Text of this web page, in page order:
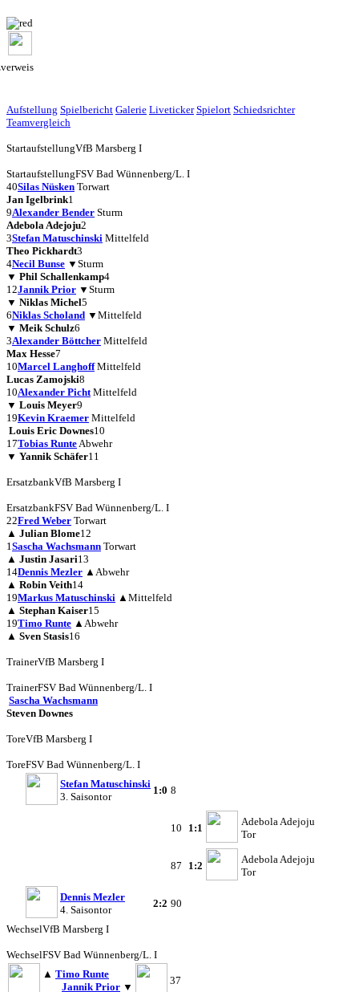
Aufstellung Spielbericht Galerie Liveticker Spielort Schiedsrichter
Teamvergleich
StartaufstellungVfB Marsberg I
StartaufstellungFSV Bad Wünnenberg/L. I
40Silas Nüsken Torwart
Jan Igelbrink1
9Alexander Bender Sturm
Adebola Adejoju2
3Stefan Matuschinski Mittelfeld
Theo Pickhardt3
4Necil Bunse ▼ Sturm
▼ Phil Schallenkamp4
12Jannik Prior ▼ Sturm
▼ Niklas Michel5
6Niklas Scholand ▼ Mittelfeld
▼ Meik Schulz6
3Alexander Böttcher Mittelfeld
Max Hesse7
10Marcel Langhoff Mittelfeld
Lucas Zamojski8
10Alexander Picht Mittelfeld
▼ Louis Meyer9
19Kevin Kraemer Mittelfeld
Louis Eric Downes10
17Tobias RunteAbwehr
▼ Yannik Schäfer11
ErsatzbankVfB Marsberg I
ErsatzbankFSV Bad Wünnenberg/L. I
22Fred Weber Torwart
▲ Julian Blome12
1Sascha Wachsmann Torwart
▲ Justin Jasari13
14Dennis Mezler ▲ Abwehr
▲ Robin Veith14
19Markus Matuschinski ▲ Mittelfeld
▲ Stephan Kaiser15
19Timo Runte ▲ Abwehr
▲ Sven Stasis16
TrainerVfB Marsberg I
TrainerFSV Bad Wünnenberg/L. I
Sascha Wachsmann
Steven Downes
ToreVfB Marsberg I
ToreFSV Bad Wünnenberg/L. I
Stefan Matuschinski
3. Saisontor
1:0 8
10 1:1
Adebola Adejoju
Tor
87 1:2
Adebola Adejoju
Tor
Dennis Mezler
4. Saisontor
2:2 90
WechselVfB Marsberg I
WechselFSV Bad Wünnenberg/L. I
▲ Timo Runte
Jannik Prior ▼
37